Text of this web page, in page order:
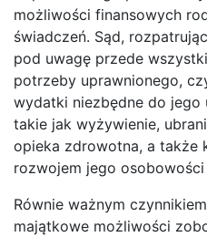
możliwości finansowych
świadczeń. Sąd,
pod uwagę przede
potrzeby uprawnionego,
wydatki niezbędne do jego
takie jak wyżywienie,
opieka zdrowotna, a także
rozwojem jego
Równie ważnym
majątkowe możliwości